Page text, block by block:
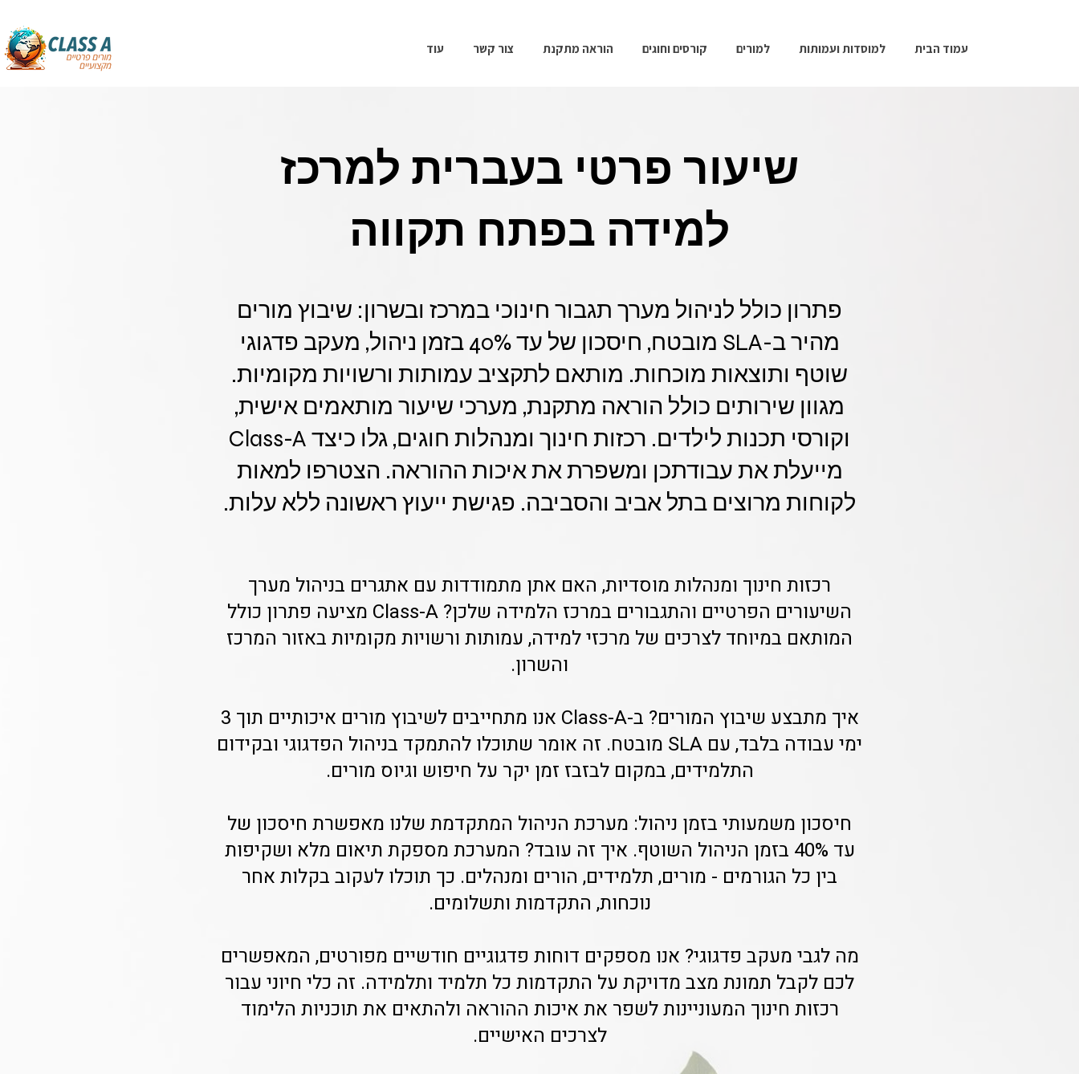
עמוד הבית למוסדות ועמותות למורים קורסים וחוגים הוראה מתקנת צור קשר עוד
שיעור פרטי בעברית למרכז
למידה בפתח תקווה
פתרון כולל לניהול מערך תגבור חינוכי במרכז ובשרון: שיבוץ מורים
מהיר ב-SLA מובטח, חיסכון של עד 40% בזמן ניהול, מעקב פדגוגי
שוטף ותוצאות מוכחות. מותאם לתקציב עמותות ורשויות מקומיות.
מגוון שירותים כולל הוראה מתקנת, מערכי שיעור מותאמים אישית,
וקורסי תכנות לילדים. רכזות חינוך ומנהלות חוגים, גלו כיצד Class-A
מייעלת את עבודתכן ומשפרת את איכות ההוראה. הצטרפו למאות
לקוחות מרוצים בתל אביב והסביבה. פגישת ייעוץ ראשונה ללא עלות.
רכזות חינוך ומנהלות מוסדיות, האם אתן מתמודדות עם אתגרים בניהול מערך
השיעורים הפרטיים והתגבורים במרכז הלמידה שלכן? Class-A מציעה פתרון כולל
המותאם במיוחד לצרכים של מרכזי למידה, עמותות ורשויות מקומיות באזור המרכז
והשרון.
איך מתבצע שיבוץ המורים? ב-Class-A אנו מתחייבים לשיבוץ מורים איכותיים תוך 3
ימי עבודה בלבד, עם SLA מובטח. זה אומר שתוכלו להתמקד בניהול הפדגוגי ובקידום
התלמידים, במקום לבזבז זמן יקר על חיפוש וגיוס מורים.
חיסכון משמעותי בזמן ניהול: מערכת הניהול המתקדמת שלנו מאפשרת חיסכון של
עד 40% בזמן הניהול השוטף. איך זה עובד? המערכת מספקת תיאום מלא ושקיפות
בין כל הגורמים - מורים, תלמידים, הורים ומנהלים. כך תוכלו לעקוב בקלות אחר
נוכחות, התקדמות ותשלומים.
מה לגבי מעקב פדגוגי? אנו מספקים דוחות פדגוגיים חודשיים מפורטים, המאפשרים
לכם לקבל תמונת מצב מדויקת על התקדמות כל תלמיד ותלמידה. זה כלי חיוני עבור
רכזות חינוך המעוניינות לשפר את איכות ההוראה ולהתאים את תוכניות הלימוד
לצרכים האישיים.